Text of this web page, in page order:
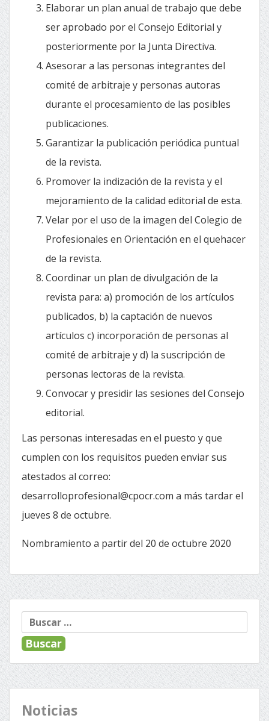
Elaborar un plan anual de trabajo que debe
ser aprobado por el Consejo Editorial y
posteriormente por la Junta Directiva.
Asesorar a las personas integrantes del
comité de arbitraje y personas autoras
durante el procesamiento de las posibles
publicaciones.
Garantizar la publicación periódica puntual
de la revista.
Promover la indización de la revista y el
mejoramiento de la calidad editorial de esta.
Velar por el uso de la imagen del Colegio de
Profesionales en Orientación en el quehacer
de la revista.
Coordinar un plan de divulgación de la
revista para: a) promoción de los artículos
publicados, b) la captación de nuevos
artículos c) incorporación de personas al
comité de arbitraje y d) la suscripción de
personas lectoras de la revista.
Convocar y presidir las sesiones del Consejo
editorial.
Las personas interesadas en el puesto y que
cumplen con los requisitos pueden enviar sus
atestados al correo:
desarrolloprofesional@cpocr.com a más tardar el
jueves 8 de octubre.
Nombramiento a partir del 20 de octubre 2020
Buscar:
Noticias